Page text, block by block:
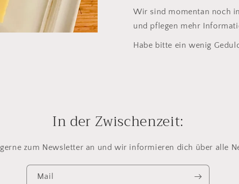
Wir sind momentan noch
und pflegen mehr
Habe bitte ein wenig
In der Zwischenzeit:
zum Newsletter an und wir informieren dich über alle
Mail